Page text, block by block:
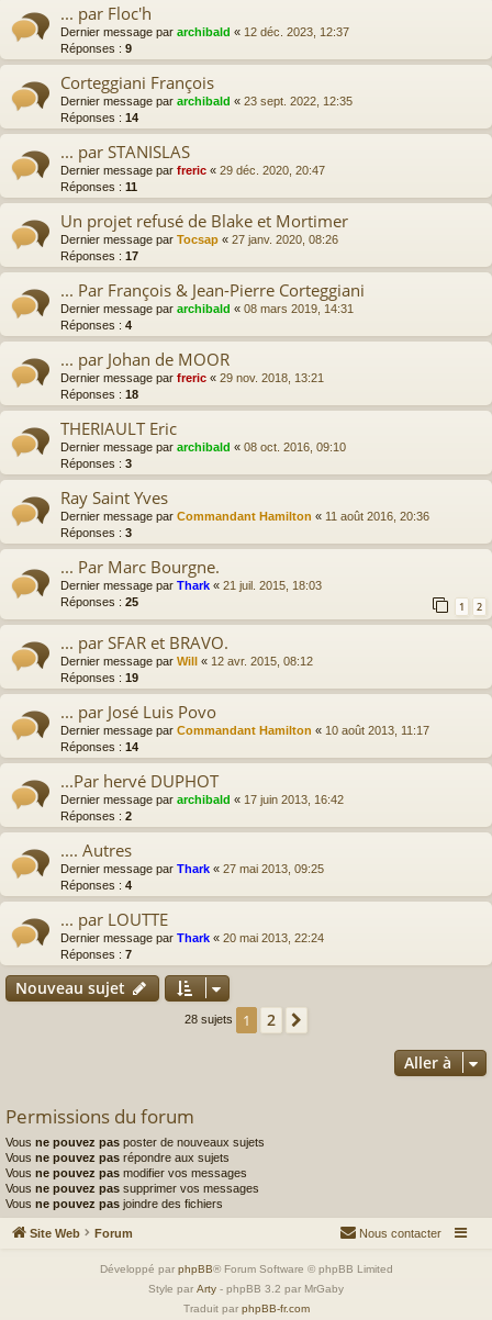
... par Floc'h
Dernier message par archibald « 12 déc. 2023, 12:37
Réponses : 9
Corteggiani François
Dernier message par archibald « 23 sept. 2022, 12:35
Réponses : 14
... par STANISLAS
Dernier message par freric « 29 déc. 2020, 20:47
Réponses : 11
Un projet refusé de Blake et Mortimer
Dernier message par Tocsap « 27 janv. 2020, 08:26
Réponses : 17
... Par François & Jean-Pierre Corteggiani
Dernier message par archibald « 08 mars 2019, 14:31
Réponses : 4
... par Johan de MOOR
Dernier message par freric « 29 nov. 2018, 13:21
Réponses : 18
THERIAULT Eric
Dernier message par archibald « 08 oct. 2016, 09:10
Réponses : 3
Ray Saint Yves
Dernier message par Commandant Hamilton « 11 août 2016, 20:36
Réponses : 3
... Par Marc Bourgne.
Dernier message par Thark « 21 juil. 2015, 18:03
Réponses : 25 1 2
... par SFAR et BRAVO.
Dernier message par Will « 12 avr. 2015, 08:12
Réponses : 19
... par José Luis Povo
Dernier message par Commandant Hamilton « 10 août 2013, 11:17
Réponses : 14
...Par hervé DUPHOT
Dernier message par archibald « 17 juin 2013, 16:42
Réponses : 2
.... Autres
Dernier message par Thark « 27 mai 2013, 09:25
Réponses : 4
... par LOUTTE
Dernier message par Thark « 20 mai 2013, 22:24
Réponses : 7
Nouveau sujet
28 sujets 1 2
Aller à
Permissions du forum
Vous ne pouvez pas poster de nouveaux sujets
Vous ne pouvez pas répondre aux sujets
Vous ne pouvez pas modifier vos messages
Vous ne pouvez pas supprimer vos messages
Vous ne pouvez pas joindre des fichiers
Site Web Forum Nous contacter
Développé par phpBB® Forum Software © phpBB Limited
Style par Arty - phpBB 3.2 par MrGaby
Traduit par phpBB-fr.com